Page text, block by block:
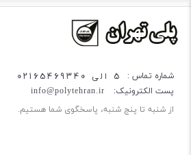
شماره تماس : 5 الی 02165469340
پست الکترونیک: info@polytehran.ir
از شنبه تا پنج شنبه، پاسخگوی شما هستیم.